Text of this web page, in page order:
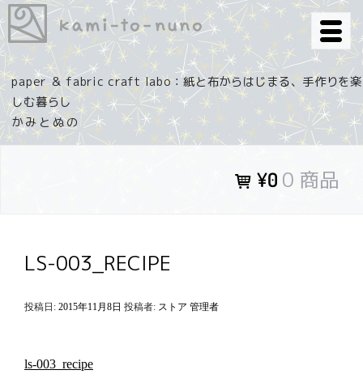
コ
ン
テ
ン
ツ
へ
ス
paper ＆ fabric craft labo：紙と布からはじまる、手作りを楽
しむ暮らし
¥0 0 商品
LS-003_RECIPE
投稿日: 2015年11月8日 投稿者: ストア 管理者
ls-003_recipe